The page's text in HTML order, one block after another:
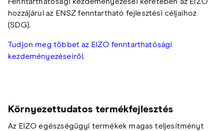
hozzájárul az ENSZ fenntartható fejlesztési céljaihoz
(SDG).
Tudjon meg többet az EIZO fenntarthatósági
kezdeményezéseiről.
Környezettudatos termékfejlesztés
Az EIZO egészségügyi termékek magas teljesítményt